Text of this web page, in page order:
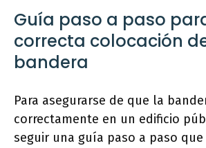
Guía paso a paso
correcta colocación
bandera
Para asegurarse de que la
correctamente en un edificio
seguir una guía paso a paso